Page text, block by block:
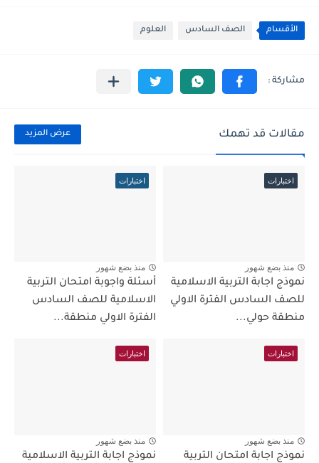
الأقسام الصف السادس العلوم
مقالات قد تهمك عرض المزيد
اختبارات
منذ بضع شهور
نموذج اجابة التربية الاسلامية
للصف السادس الفترة الاولي
منطقة حولي...
اختبارات
منذ بضع شهور
أسئلة واجوبة امتحان التربية
الاسلامية للصف السادس
الفترة الاولي منطقة...
اختبارات
منذ بضع شهور
نموذج اجابة امتحان التربية
اختبارات
منذ بضع شهور
نموذج اجابة التربية الاسلامية